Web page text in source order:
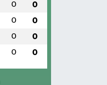
0 0
0 0
0 0
0 0